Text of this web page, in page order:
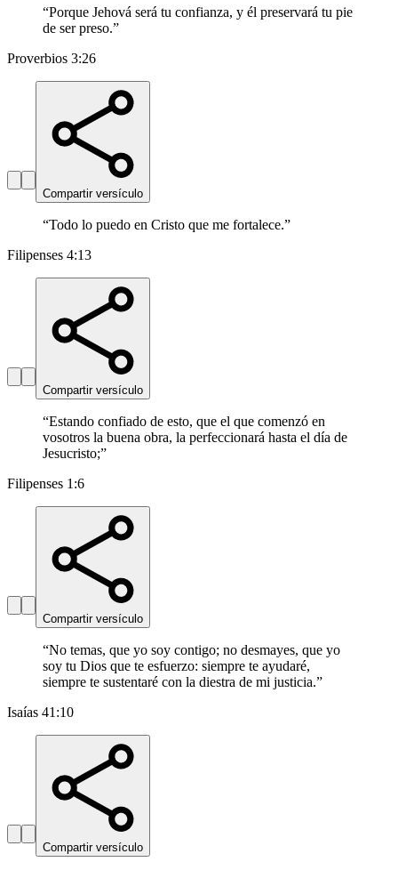
“Porque Jehová será tu confianza, y él preservará tu pie
de ser preso.”
Proverbios 3:26
Compartir versículo
“Todo lo puedo en Cristo que me fortalece.”
Filipenses 4:13
Compartir versículo
“Estando confiado de esto, que el que comenzó en
vosotros la buena obra, la perfeccionará hasta el día de
Jesucristo;”
Filipenses 1:6
Compartir versículo
“No temas, que yo soy contigo; no desmayes, que yo
soy tu Dios que te esfuerzo: siempre te ayudaré,
siempre te sustentaré con la diestra de mi justicia.”
Isaías 41:10
Compartir versículo